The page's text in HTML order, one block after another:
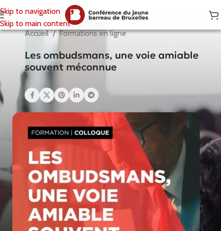
Skip to navigation
Skip to main content
Accueil/ Formations en ligne
Les ombudsmans, une voie amiable
souvent méconnue